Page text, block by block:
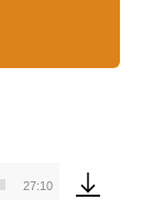
27:10